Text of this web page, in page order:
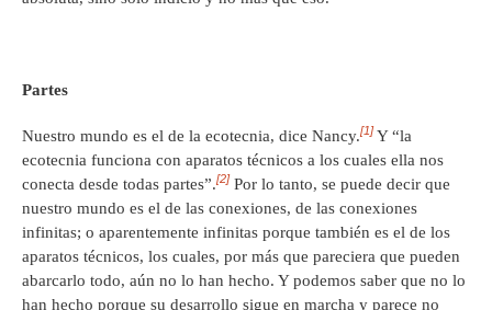
Partes
Nuestro mundo es el de la ecotecnia, dice Nancy.[1] Y “la
ecotecnia funciona con aparatos técnicos a los cuales ella nos
conecta desde todas partes”.[2] Por lo tanto, se puede decir que
nuestro mundo es el de las conexiones, de las conexiones
infinitas; o aparentemente infinitas porque también es el de los
aparatos técnicos, los cuales, por más que pareciera que pueden
abarcarlo todo, aún no lo han hecho. Y podemos saber que no lo
han hecho porque su desarrollo sigue en marcha y parece no